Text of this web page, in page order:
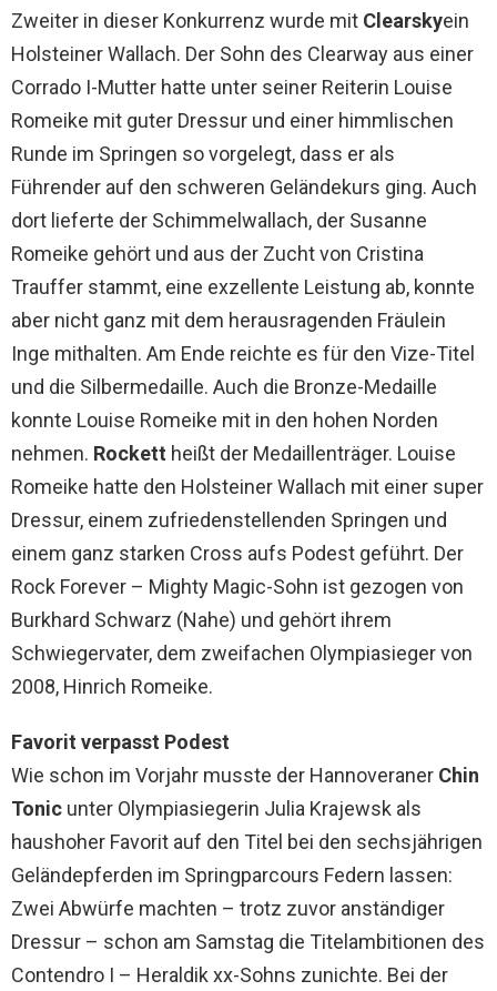
Zweiter in dieser Konkurrenz wurde mit Clearskyein
Holsteiner Wallach. Der Sohn des Clearway aus einer
Corrado I-Mutter hatte unter seiner Reiterin Louise
Romeike mit guter Dressur und einer himmlischen
Runde im Springen so vorgelegt, dass er als
Führender auf den schweren Geländekurs ging. Auch
dort lieferte der Schimmelwallach, der Susanne
Romeike gehört und aus der Zucht von Cristina
Trauffer stammt, eine exzellente Leistung ab, konnte
aber nicht ganz mit dem herausragenden Fräulein
Inge mithalten. Am Ende reichte es für den Vize-Titel
und die Silbermedaille. Auch die Bronze-Medaille
konnte Louise Romeike mit in den hohen Norden
nehmen. Rockett heißt der Medaillenträger. Louise
Romeike hatte den Holsteiner Wallach mit einer super
Dressur, einem zufriedenstellenden Springen und
einem ganz starken Cross aufs Podest geführt. Der
Rock Forever – Mighty Magic-Sohn ist gezogen von
Burkhard Schwarz (Nahe) und gehört ihrem
Schwiegervater, dem zweifachen Olympiasieger von
2008, Hinrich Romeike.
Favorit verpasst Podest
Wie schon im Vorjahr musste der Hannoveraner Chin
Tonic unter Olympiasiegerin Julia Krajewsk als
haushoher Favorit auf den Titel bei den sechsjährigen
Geländepferden im Springparcours Federn lassen:
Zwei Abwürfe machten – trotz zuvor anständiger
Dressur – schon am Samstag die Titelambitionen des
Contendro I – Heraldik xx-Sohns zunichte. Bei der